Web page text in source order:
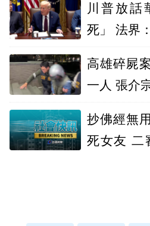
川普放話
死」 法界
高雄碎屍
一人 張介
抄佛經無
死女友 二